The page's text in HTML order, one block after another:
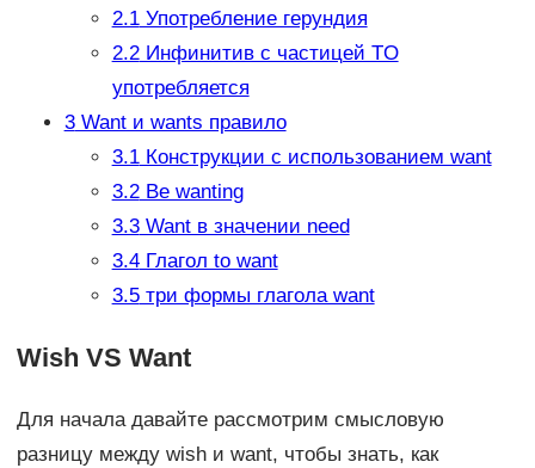
2.1Употребление герундия
2.2Инфинитив с частицей TO
употребляется
3Want и wants правило
3.1Конструкции с использованием want
3.2Be wanting
3.3Want в значении need
3.4Глагол to want
3.5три формы глагола want
Wish VS Want
Для начала давайте рассмотрим смысловую
разницу между wish и want, чтобы знать, как